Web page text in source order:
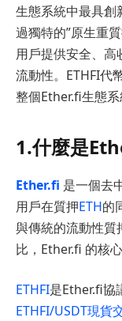
生態系統中最具創
過獨特的”原生重
用戶提供安全、高
流動性。ETHFI代
整個Ether.fi生態系
1.什麼是
Ether.fi 是一個去
用戶在質押ETH的
與傳統的流動性
比，Ether.fi 的核
ETHFI是Ether.fi協
ETHFI/USDT現貨